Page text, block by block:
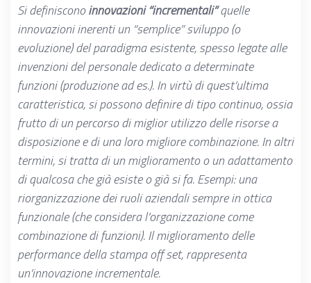
3
ECONOMICITÀ DEL P.A.S.
3.1
Economicità del Piano Aziendale di Sviluppo
I punti saranno assegnati utilizzando la seguente
(CAmax-CAproject): x = (CAmax-CAmin): 7
CAmax= Contributo orario medio massimo per
CAproject = Contributo orario medio per
CAmin = Contributo orario medio minimo per
Si definisconoinnovazioni “incrementali”quelle
innovazioni inerenti un “semplice” sviluppo (o
evoluzione) del paradigma esistente, spesso legate alle
invenzioni del personale dedicato a determinate
funzioni (produzione ad es.). In virtù di quest’ultima
caratteristica, si possono definire di tipo continuo, ossia
frutto di un percorso di miglior utilizzo delle risorse a
disposizione e di una loro migliore combinazione. In altri
termini, si tratta di un miglioramento o un adattamento
di qualcosa che già esiste o già si fa. Esempi: una
riorganizzazione dei ruoli aziendali sempre in ottica
funzionale (che considera l’organizzazione come
combinazione di funzioni). Il miglioramento delle
performance della stampa off set, rappresenta
un’innovazione incrementale.